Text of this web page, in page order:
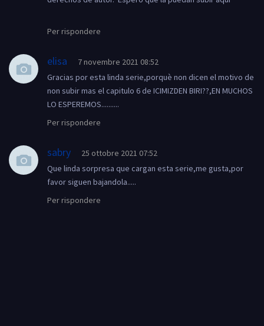
Per rispondere
elisa
7 novembre 2021 08:52
Gracias por esta linda serie,porquè non dicen el motivo de
non subir mas el capitulo 6 de ICIMIZDEN BIRI??,EN MUCHOS
LO ESPEREMOS..........
Per rispondere
sabry
25 ottobre 2021 07:52
Que linda sorpresa que cargan esta serie,me gusta,por
favor siguen bajandola.....
Per rispondere